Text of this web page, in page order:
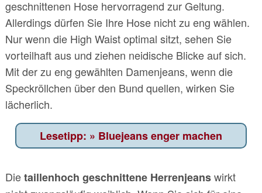
geschnittenen Hose hervorragend zur Geltung.
Allerdings dürfen Sie Ihre Hose nicht zu eng wählen.
Nur wenn die High Waist optimal sitzt, sehen Sie
vorteilhaft aus und ziehen neidische Blicke auf sich.
Mit der zu eng gewählten Damenjeans, wenn die
Speckröllchen über den Bund quellen, wirken Sie
lächerlich.
Bluejeans enger machen
Dietaillenhoch geschnittene Herrenjeanswirkt